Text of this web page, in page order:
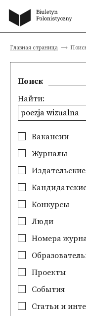
Главная страница
Поиск
Найти:
Вакансии
Журналы
Конкурсы
Люди
Номера
Проекты
События
Статьи и